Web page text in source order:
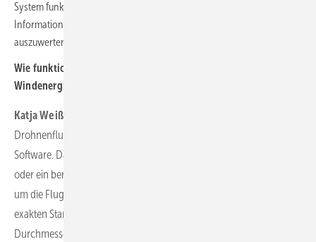
System funktioniert und wie künstliche Intelligenz dabei hilft,
Informationen und Daten über Windenergieanlagen zu sammeln und
auszuwerten.
Wie funktioniert die autonome Inspektion von Onshore-
Windenergieanlagen mit Ihrem System?
Katja Weißbach:
Drohnenflug basiert auf einer Georeferenzierungs- und Web3D-
Software. Das bedeutet, es wird entweder ein 3D-Modell erstellt
oder ein bereits existierendes aus unserer Datenbank verwendet,
um die Flugroute vorzuberechnen. Die Drohne erkennt so den
exakten Start- und Landepunkt, die jeweilige Nabenhöhe, sowie den
Durchmesser des Rotors. Nach einem kurzen Kalibrierungsflug